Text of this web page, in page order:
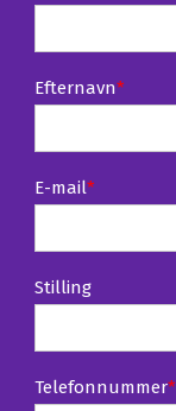
Efternavn*
E-mail*
Stilling
Telefonnummer*